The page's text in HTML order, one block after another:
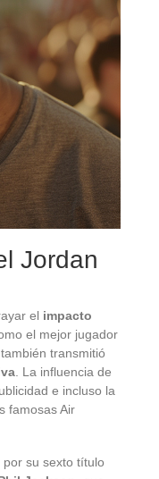
Jordan
el impacto
el mejor jugador
transmitió
. La influencia de
e incluso la
famosas Air
por su sexto título